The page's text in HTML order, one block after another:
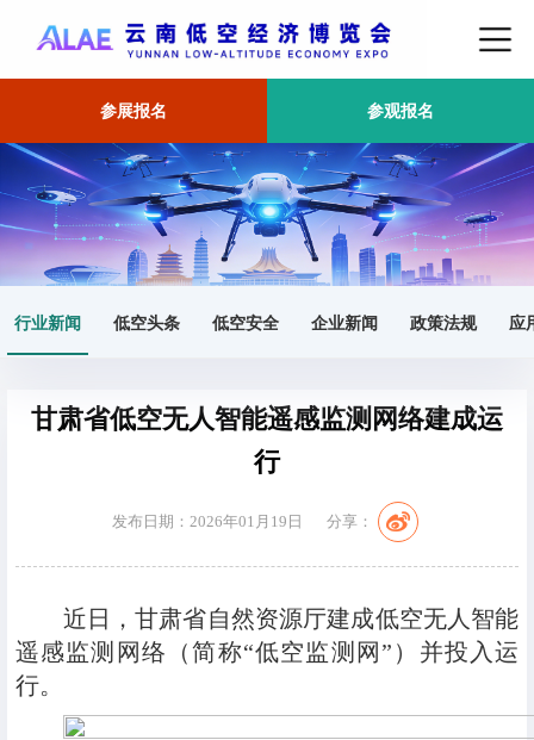
参展报名 参观报名
行业新闻 低空头条 低空安全 企业新闻 政策法规 应
首页 行业新闻 正文
甘肃省低空无人智能遥感监测网络建成运
行
发布日期：2026年01月19日 分享：
近日，甘肃省自然资源厅建成低空无人智能
遥感监测网络（简称“低空监测网”）并投入运
行。